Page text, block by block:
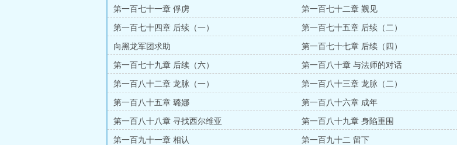
第一百七十一章 俘虏 第一百七十二章 觐见
第一百七十四章 后续（一） 第一百七十五章 后续（二）
向黑龙军团求助 第一百七十七章 后续（四）
第一百七十九章 后续（六） 第一百八十章 与法师的对话
第一百八十二章 龙脉（一） 第一百八十三章 龙脉（二）
第一百八十五章 璐娜 第一百八十六章 成年
第一百八十八章 寻找西尔维亚 第一百八十九章 身陷重围
第一百九十一章 相认 第一百九十二 留下